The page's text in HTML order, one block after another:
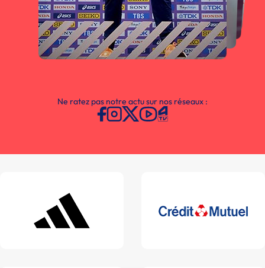
Ne ratez pas notre actu sur nos réseaux :